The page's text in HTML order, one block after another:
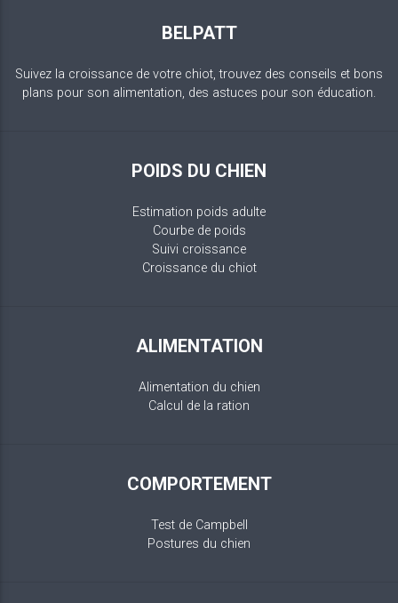
BELPATT
Suivez la croissance de votre chiot, trouvez des conseils et bons
plans pour son alimentation, des astuces pour son éducation.
POIDS DU CHIEN
Estimation poids adulte
Courbe de poids
Suivi croissance
Croissance du chiot
ALIMENTATION
Alimentation du chien
Calcul de la ration
COMPORTEMENT
Test de Campbell
Postures du chien